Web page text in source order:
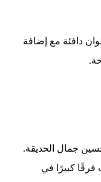
دافئة مع إضافة
جمال الحديقة.
فرقًا كبيرًا في